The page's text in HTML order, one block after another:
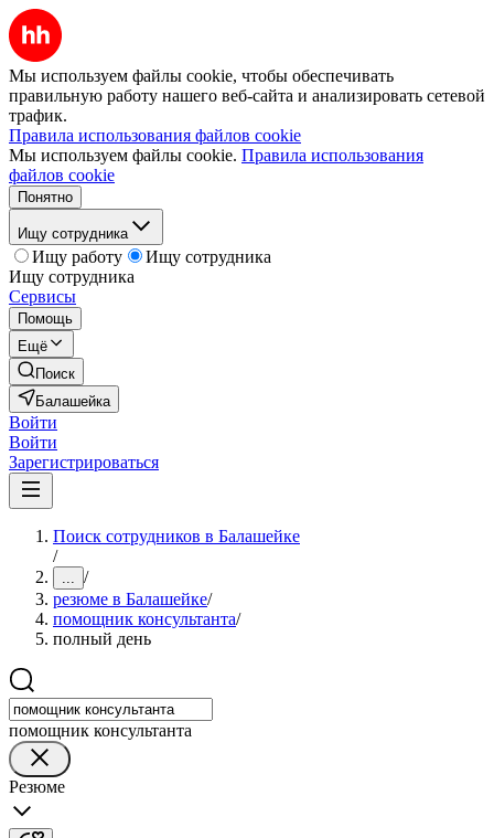
Мы используем файлы cookie, чтобы обеспечивать
правильную работу нашего веб-сайта и анализировать сетевой
трафик.
Правила использования файлов cookie
Мы используем файлы cookie. Правила использования
файлов cookie
Понятно
Ищу сотрудника
Ищу работу
Ищу сотрудника
Ищу сотрудника
Сервисы
Помощь
Ещё
Поиск
Балашейка
Войти
Войти
Зарегистрироваться
Поиск сотрудников в Балашейке
/
... /
резюме в Балашейке/
помощник консультанта/
полный день
помощник консультанта
Резюме